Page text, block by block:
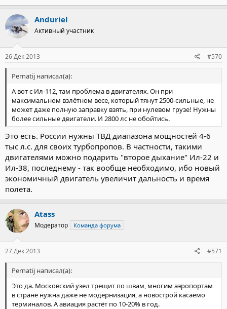
Anduriel
Активный участник
26 Дек 2013 #570
Pernatij написал(а):
А вот с Ил-112, там проблема в двигателях. Он при
максимальном взлётном весе, который тянут 2500-сильные, не
может даже полную заправку взять, при нулевом грузе! Нужны
более сильные двигатели. И 2800 лс не обойтись.
Это есть. России нужны ТВД диапазона мощностей 4-6
тыс л.с. для своих турбопропов. В частности, такими
двигателями можно подарить "второе дыхание" Ил-22 и
Ил-38, последнему - так вообще необходимо, ибо новый
экономичный двигатель увеличит дальность и время
полета.
Atass
Модератор Команда форума
27 Дек 2013 #571
Pernatij написал(а):
Это да. Московский узел трещит по швам, многим аэропортам
в стране нужна даже не модернизация, а новострой касаемо
терминалов. А авиация растёт по 10-20% в год.